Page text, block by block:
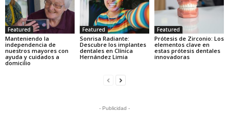
Featured
Manteniendo la
independencia de
nuestros mayores con
ayuda y cuidados a
domicilio
Featured
Sonrisa Radiante:
Descubre los implantes
dentales en Clínica
Hernández Limia
Featured
Prótesis de Zirconio: Los
elementos clave en
estas prótesis dentales
innovadoras
- Publicidad -